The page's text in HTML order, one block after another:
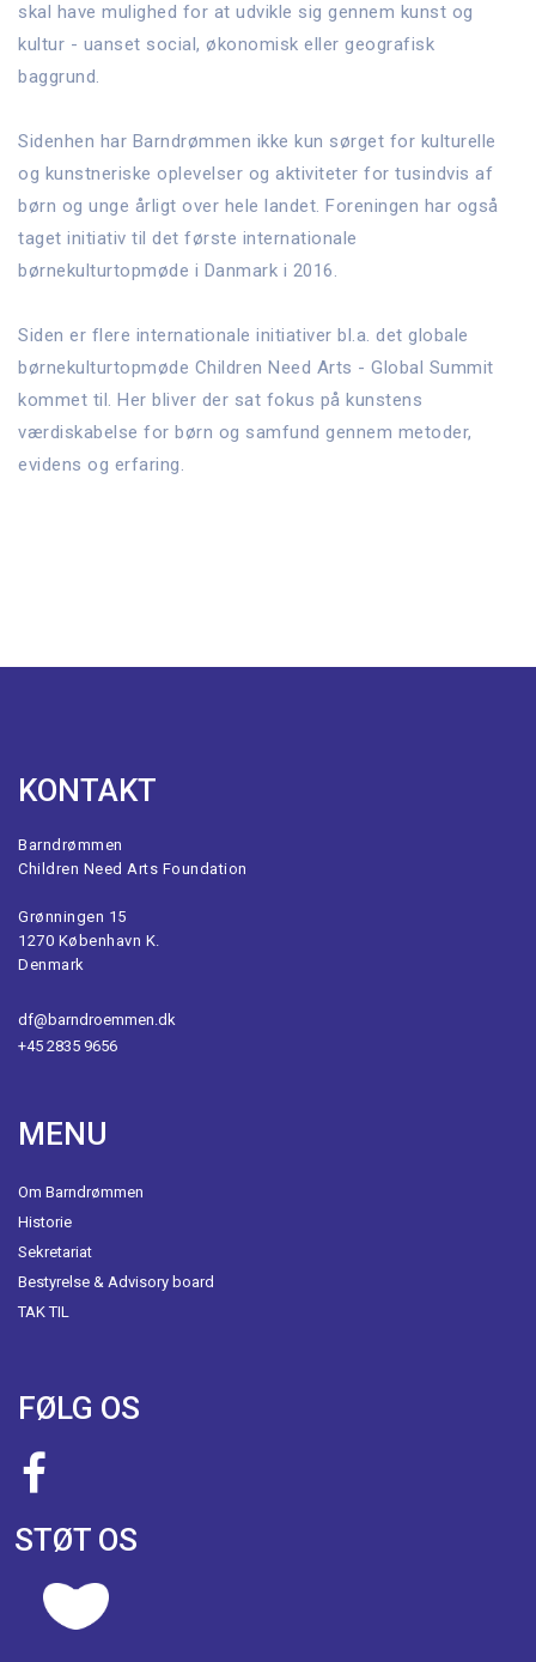
skal have mulighed for at udvikle sig gennem kunst og
kultur - uanset social, økonomisk eller geografisk
baggrund.
Sidenhen har Barndrømmen ikke kun sørget for kulturelle
og kunstneriske oplevelser og aktiviteter for tusindvis af
børn og unge årligt over hele landet. Foreningen har også
taget initiativ til det første internationale
børnekulturtopmøde i Danmark i 2016.
Siden er flere internationale initiativer bl.a. det globale
børnekulturtopmøde Children Need Arts - Global Summit
kommet til. Her bliver der sat fokus på kunstens
værdiskabelse for børn og samfund gennem metoder,
evidens og erfaring.
KONTAKT
Barndrømmen
Children Need Arts Foundation
Grønningen 15
1270 København K.
Denmark
df@barndroemmen.dk
+45 2835 9656
MENU
Om Barndrømmen
Historie
Sekretariat
Bestyrelse & Advisory board
TAK TIL
FØLG OS
STØT OS